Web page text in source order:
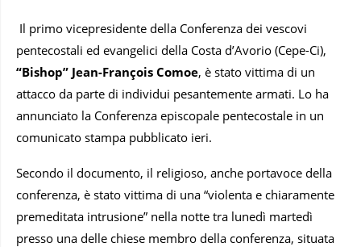
Il primo vicepresidente della Conferenza dei vescovi
pentecostali ed evangelici della Costa d’Avorio (Cepe-Ci),
“Bishop” Jean-François Comoe, è stato vittima di un
attacco da parte di individui pesantemente armati. Lo ha
annunciato la Conferenza episcopale pentecostale in un
comunicato stampa pubblicato ieri.
Secondo il documento, il religioso, anche portavoce della
conferenza, è stato vittima di una “violenta e chiaramente
premeditata intrusione” nella notte tra lunedì martedì
presso una delle chiese membro della conferenza, situata